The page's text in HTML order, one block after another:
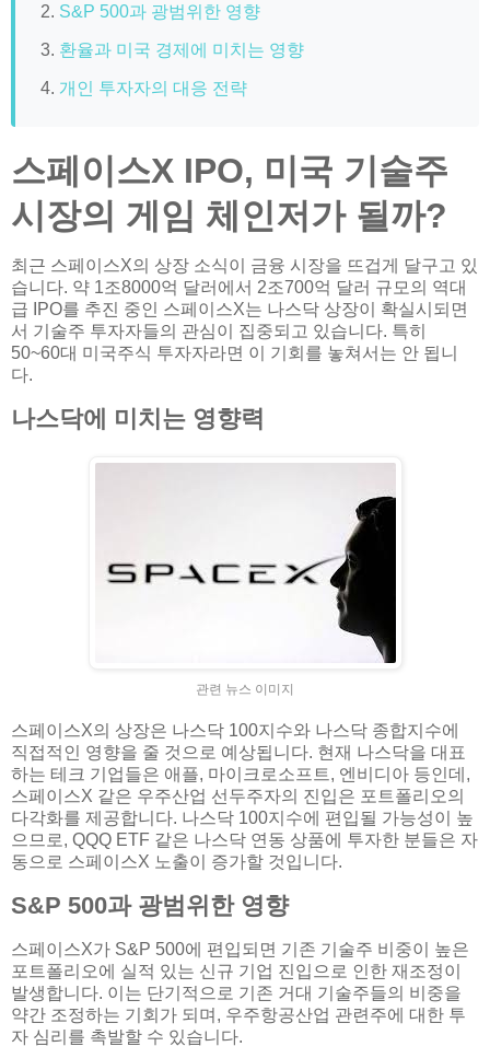
S&P 500과 광범위한 영향
환율과 미국 경제에 미치는 영향
개인 투자자의 대응 전략
스페이스X IPO, 미국 기술주
시장의 게임 체인저가 될까?
최근 스페이스X의 상장 소식이 금융 시장을 뜨겁게 달구고 있
습니다. 약 1조8000억 달러에서 2조700억 달러 규모의 역대
급 IPO를 추진 중인 스페이스X는 나스닥 상장이 확실시되면
서 기술주 투자자들의 관심이 집중되고 있습니다. 특히
50~60대 미국주식 투자자라면 이 기회를 놓쳐서는 안 됩니
다.
나스닥에 미치는 영향력
관련 뉴스 이미지
스페이스X의 상장은 나스닥 100지수와 나스닥 종합지수에
직접적인 영향을 줄 것으로 예상됩니다. 현재 나스닥을 대표
하는 테크 기업들은 애플, 마이크로소프트, 엔비디아 등인데,
스페이스X 같은 우주산업 선두주자의 진입은 포트폴리오의
다각화를 제공합니다. 나스닥 100지수에 편입될 가능성이 높
으므로, QQQ ETF 같은 나스닥 연동 상품에 투자한 분들은 자
동으로 스페이스X 노출이 증가할 것입니다.
S&P 500과 광범위한 영향
스페이스X가 S&P 500에 편입되면 기존 기술주 비중이 높은
포트폴리오에 실적 있는 신규 기업 진입으로 인한 재조정이
발생합니다. 이는 단기적으로 기존 거대 기술주들의 비중을
약간 조정하는 기회가 되며, 우주항공산업 관련주에 대한 투
자 심리를 촉발할 수 있습니다.